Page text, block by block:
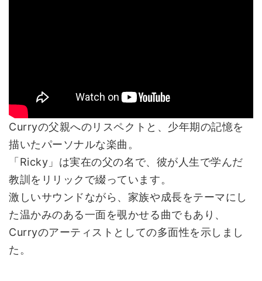
Curryの父親へのリスペクトと、少年期の記憶を
描いたパーソナルな楽曲。
「Ricky」は実在の父の名で、彼が人生で学んだ
教訓をリリックで綴っています。
激しいサウンドながら、家族や成長をテーマにし
た温かみのある一面を覗かせる曲でもあり、
Curryのアーティストとしての多面性を示しまし
た。